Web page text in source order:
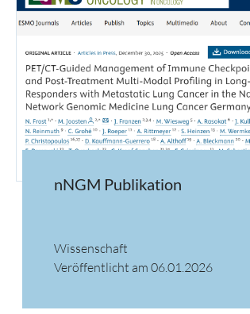
nNGM Publikation
Wissenschaft
Veröffentlicht am 06.01.2026